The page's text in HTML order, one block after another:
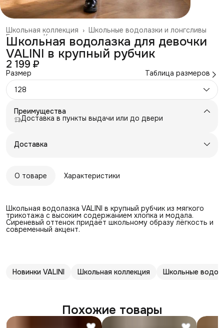
Школьные водолазки и лонгсливы
Школьная коллекция ›
Каталог
Главная
Школьная водолазка для девочки
VALINI в крупный рубчик
2 199 ₽
Размер
Таблица размеров
128
Преимущества
Доставка в пункты выдачи или до двери
Доставка
О товаре Характеристики
Школьная водолазка VALINI в крупный рубчик из мягкого
трикотажа с высоким содержанием хлопка и модала.
Сиреневый оттенок придаёт школьному образу лёгкость и
современный акцент.
Новинки VALINI Школьная коллекция Школьные
Похожие товары